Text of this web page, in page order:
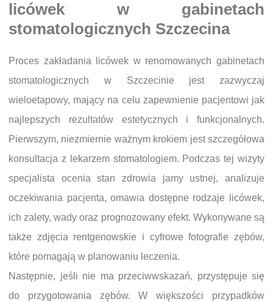
licówek w gabinetach
stomatologicznych Szczecina
Proces zakładania licówek w renomowanych gabinetach
stomatologicznych w Szczecinie jest zazwyczaj
wieloetapowy, mający na celu zapewnienie pacjentowi jak
najlepszych rezultatów estetycznych i funkcjonalnych.
Pierwszym, niezmiernie ważnym krokiem jest szczegółowa
konsultacja z lekarzem stomatologiem. Podczas tej wizyty
specjalista ocenia stan zdrowia jamy ustnej, analizuje
oczekiwania pacjenta, omawia dostępne rodzaje licówek,
ich zalety, wady oraz prognozowany efekt. Wykonywane są
także zdjęcia rentgenowskie i cyfrowe fotografie zębów,
które pomagają w planowaniu leczenia.
Następnie, jeśli nie ma przeciwwskazań, przystępuje się
do przygotowania zębów. W większości przypadków